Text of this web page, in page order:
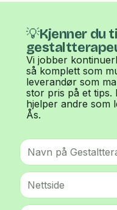
💡Kjenner du
Vi jobber
så komplett som
leverandør som
stor pris på et tips.
hjelper andre som
Ås.